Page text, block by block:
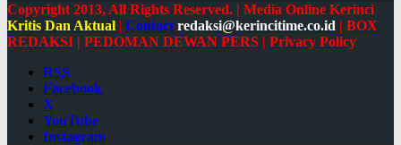
Copyright 2013, All Rights Reserved. | Media Online Kerinci
Kritis Dan Aktual | Contact redaksi@kerincitime.co.id | BOX
REDAKSI | PEDOMAN DEWAN PERS | Privacy Policy
RSS
Facebook
X
YouTube
Instagram